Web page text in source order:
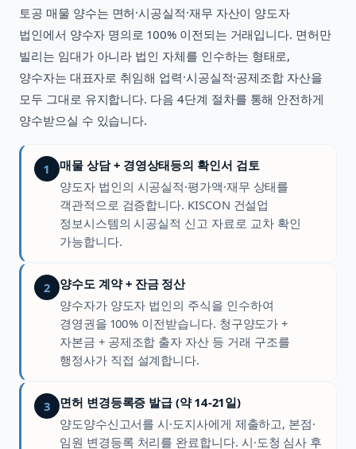
토공 매물 양수는 면허·시공실적·재무 자산이 양도자
법인에서 양수자 명의로 100% 이전되는 거래입니다. 면허만
빌리는 임대가 아니라 법인 자체를 인수하는 형태로,
양수자는 대표자로 취임해 업력·시공실적·공제조합 자산을
모두 그대로 유지합니다. 다음 4단계 절차를 통해 안전하게
양수받으실 수 있습니다.
1
매물 상담 + 경영상태등의 확인서 검토
양도자 법인의 시공실적·평가액·재무 상태를
객관적으로 검증합니다. KISCON 건설업
정보시스템의 시공실적 신고 자료로 교차 확인
가능합니다.
2
양수도 계약 + 잔금 정산
양수자가 양도자 법인의 주식을 인수하여
경영권을 100% 이전받습니다. 청구양도가 +
자본금 + 공제조합 출자 자산 등 거래 구조를
행정사가 직접 설계합니다.
3
면허 변경등록증 발급 (약 14-21일)
양도양수신고서를 시·도지사에게 제출하고, 본점·
임원 변경등록 처리를 완료합니다. 시·도청 심사 후